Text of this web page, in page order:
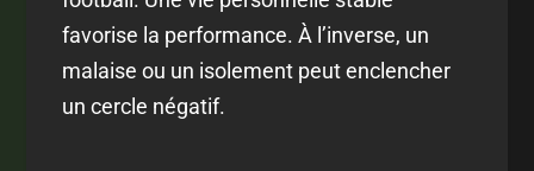
favorise la performance. À l’inverse, un
malaise ou un isolement peut enclencher
un cercle négatif.